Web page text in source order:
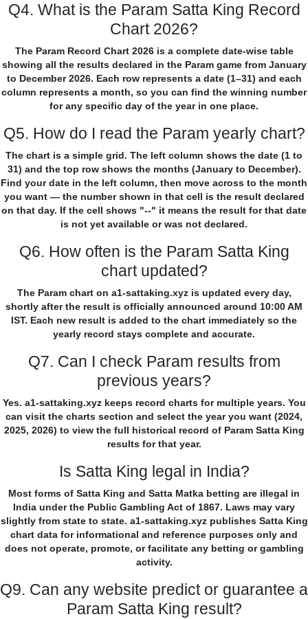
Q4. What is the Param Satta King Record
Chart 2026?
The Param Record Chart 2026 is a complete date-wise table
showing all the results declared in the Param game from January
to December 2026. Each row represents a date (1–31) and each
column represents a month, so you can find the winning number
for any specific day of the year in one place.
Q5. How do I read the Param yearly chart?
The chart is a simple grid. The left column shows the date (1 to
31) and the top row shows the months (January to December).
Find your date in the left column, then move across to the month
you want — the number shown in that cell is the result declared
on that day. If the cell shows "--" it means the result for that date
is not yet available or was not declared.
Q6. How often is the Param Satta King
chart updated?
The Param chart on a1-sattaking.xyz is updated every day,
shortly after the result is officially announced around 10:00 AM
IST. Each new result is added to the chart immediately so the
yearly record stays complete and accurate.
Q7. Can I check Param results from
previous years?
Yes. a1-sattaking.xyz keeps record charts for multiple years. You
can visit the charts section and select the year you want (2024,
2025, 2026) to view the full historical record of Param Satta King
results for that year.
Is Satta King legal in India?
Most forms of Satta King and Satta Matka betting are illegal in
India under the Public Gambling Act of 1867. Laws may vary
slightly from state to state. a1-sattaking.xyz publishes Satta King
chart data for informational and reference purposes only and
does not operate, promote, or facilitate any betting or gambling
activity.
Q9. Can any website predict or guarantee a
Param Satta King result?